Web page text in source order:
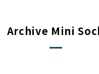
Archive Mini